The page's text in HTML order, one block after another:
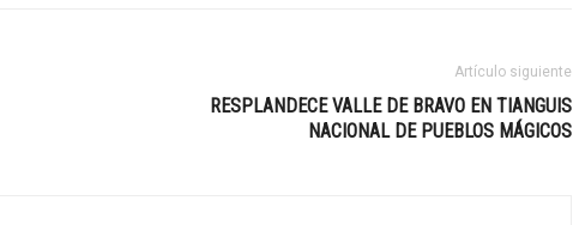
Artículo siguiente
RESPLANDECE VALLE DE BRAVO EN TIANGUIS
NACIONAL DE PUEBLOS MÁGICOS